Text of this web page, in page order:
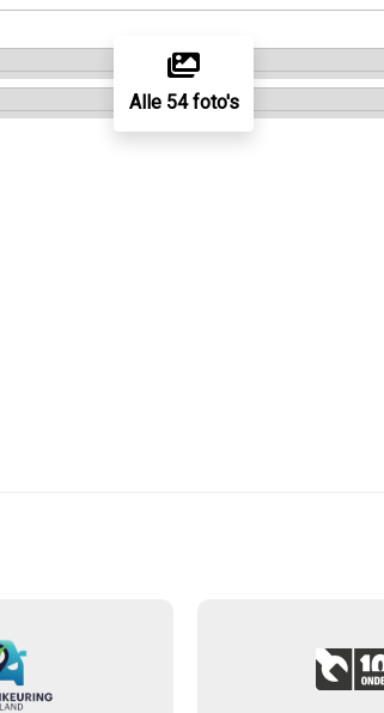
Alle 54 foto's